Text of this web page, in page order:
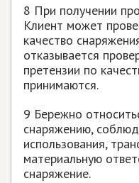
8 При получении
Клиент может
качество
отказывается
претензии по
принимаются.
9 Бережно
снаряжению,
использования,
материальную
снаряжение.